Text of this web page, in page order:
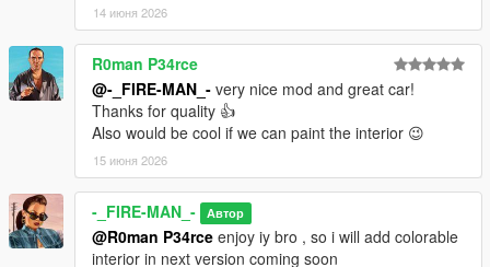
14 июня 2026
R0man P34rce
@-_FIRE-MAN_- very nice mod and great car!
Thanks for quality 👍
Also would be cool if we can paint the interior 😉
15 июня 2026
-_FIRE-MAN_- Автор
@R0man P34rce enjoy iy bro , so i will add colorable
interior in next version coming soon